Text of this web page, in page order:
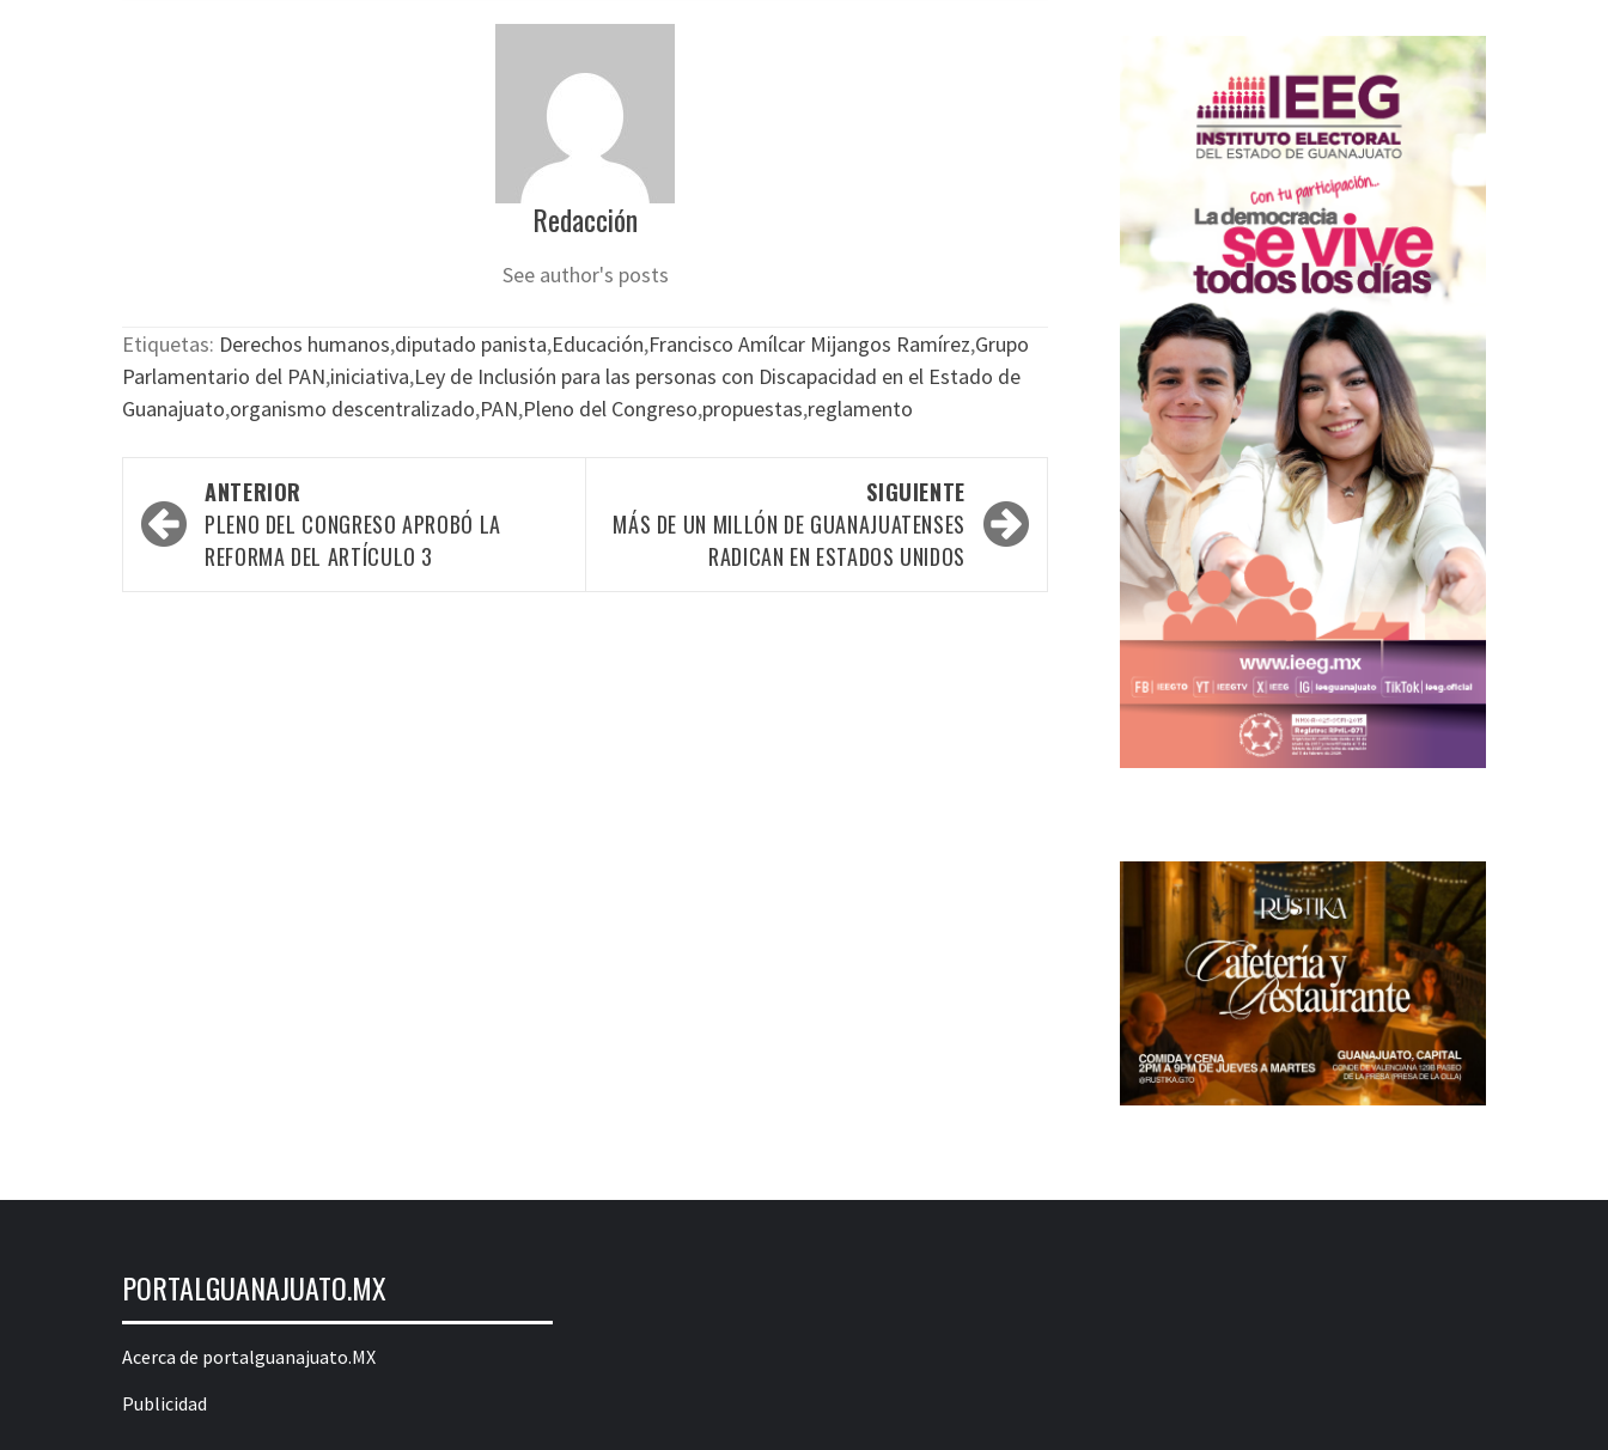
Redacción
See author's posts
Etiquetas: Derechos humanos,diputado panista,Educación,Francisco Amílcar Mijangos Ramírez,Grupo
Parlamentario del PAN,iniciativa,Ley de Inclusión para las personas con Discapacidad en el Estado de
Guanajuato,organismo descentralizado,PAN,Pleno del Congreso,propuestas,reglamento
Navegación
por
ANTERIOR
PLENO DEL CONGRESO APROBÓ LA
REFORMA DEL ARTÍCULO 3
SIGUIENTE
MÁS DE UN MILLÓN DE GUANAJUATENSES
RADICAN EN ESTADOS UNIDOS
PORTALGUANAJUATO.MX
Acerca de portalguanajuato.MX
Publicidad